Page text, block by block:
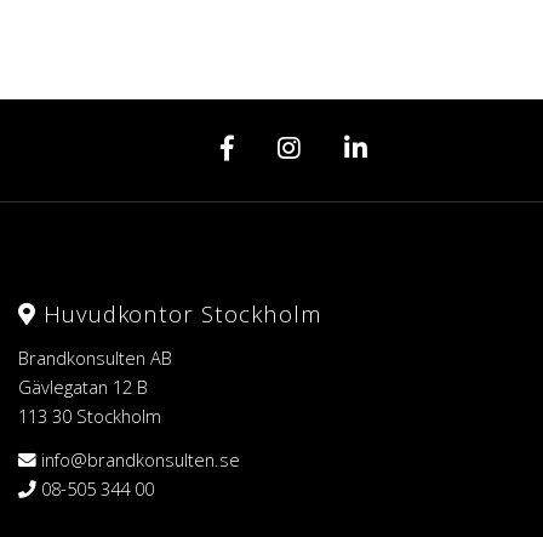
Huvudkontor Stockholm
Brandkonsulten AB
Gävlegatan 12 B
113 30 Stockholm
info@brandkonsulten.se
08-505 344 00